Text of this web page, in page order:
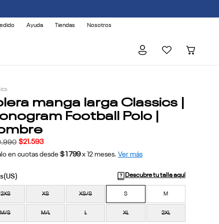
Ayuda Tiendas Nosotros
manga larga Classics |
Football Polo |
.990 $21 .593
en cuotas desde $1799 x 12meses. Ver más
Descubre tu talla aquí
2XS XS XS/S S M
M/S M/L L XL 2XL